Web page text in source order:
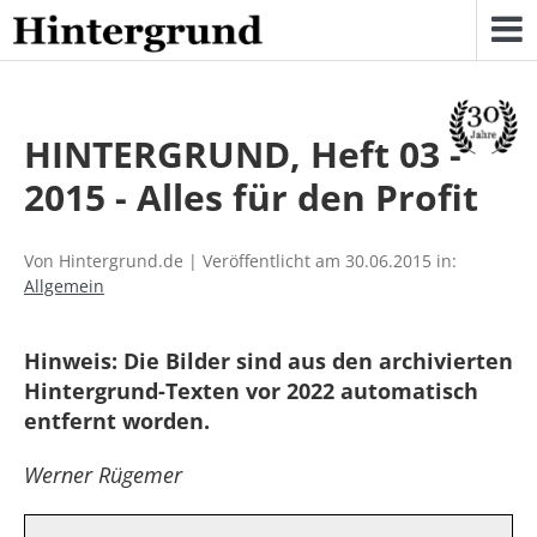
Skip
to
content
HINTERGRUND, Heft 03 -
2015 - Alles für den Profit
Von Hintergrund.de | Veröffentlicht am 30.06.2015 in:
Allgemein
Hinweis: Die Bilder sind aus den archivierten
Hintergrund-Texten vor 2022 automatisch
entfernt worden.
Werner Rügemer